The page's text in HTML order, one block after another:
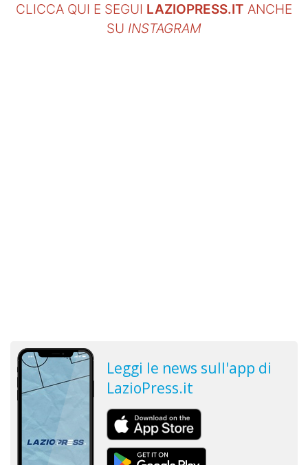
CLICCA QUI E SEGUI LAZIOPRESS.IT ANCHE
SU INSTAGRAM